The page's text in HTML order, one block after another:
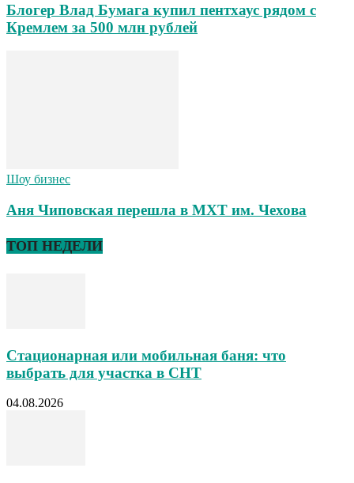
Блогер Влад Бумага купил пентхаус рядом с
Кремлем за 500 млн рублей
Шоу бизнес
Аня Чиповская перешла в МХТ им. Чехова
ТОП НЕДЕЛИ
Стационарная или мобильная баня: что
выбрать для участка в СНТ
04.08.2026